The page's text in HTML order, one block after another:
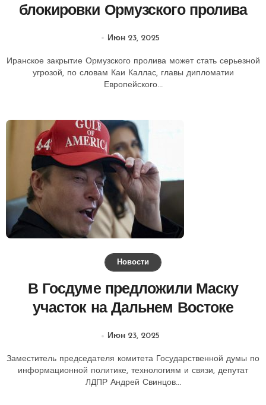
блокировки Ормузского пролива
Июн 23, 2025
Иранское закрытие Ормузского пролива может стать серьезной
угрозой, по словам Каи Каллас, главы дипломатии
Европейского...
Новости
В Госдуме предложили Маску
участок на Дальнем Востоке
Июн 23, 2025
Заместитель председателя комитета Государственной думы по
информационной политике, технологиям и связи, депутат
ЛДПР Андрей Свинцов...